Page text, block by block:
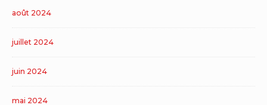
août 2024
juillet 2024
juin 2024
mai 2024